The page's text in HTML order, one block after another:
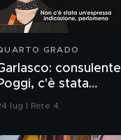
GRADO
consulente
c'è stata
contaminazione sulle
lug | Rete 4